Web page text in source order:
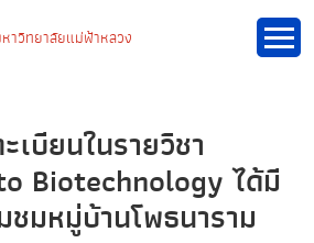
บียนในรายวิชา
Biotechnology ได้มี
ชมหมู่บ้านโพธนาราม